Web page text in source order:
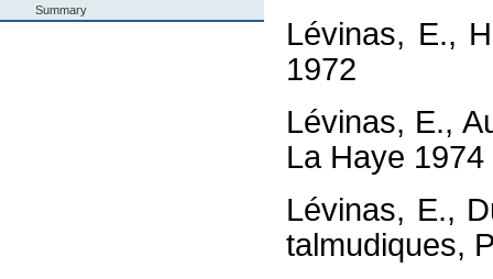
Summary
Lévinas, E.,
1972
Lévinas, E.,
La Haye 1974
Lévinas, E.,
talmudiques,